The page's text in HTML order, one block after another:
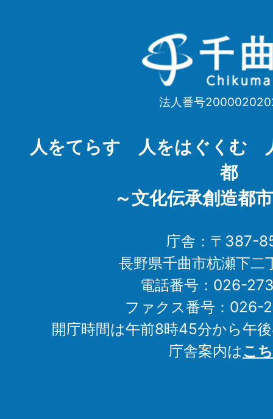
千
曲
Chikuma
法人番号
人をてらす 人をはぐくむ
都
～文化伝承創造都
庁舎：〒387-
長野県千曲市杭瀬下二
電話番号：026-
ファクス番号：026-
開庁時間は午前8時45分から午
庁舎案内はこ